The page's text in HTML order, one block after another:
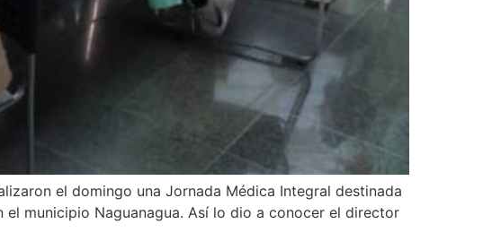
el domingo una Jornada Médica Integral destinada
municipio Naguanagua. Así lo dio a conocer el director